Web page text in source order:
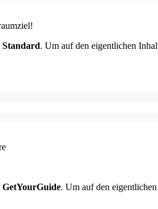
Standard. Um auf den eigentlichen
GetYourGuide. Um auf den